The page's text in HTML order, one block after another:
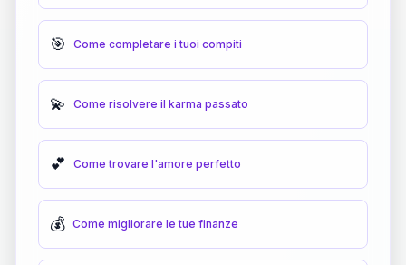
🎯 Come completare i tuoi compiti
💫 Come risolvere il karma passato
💕 Come trovare l'amore perfetto
💰 Come migliorare le tue finanze